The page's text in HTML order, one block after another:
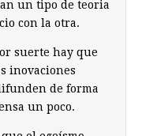
un tipo de teoria
con la otra.
suerte hay que
inovaciones
de forma
un poco.